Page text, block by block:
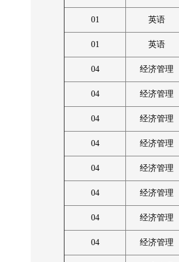
01 英语
01 英语
04 经济管理
04 经济管理
04 经济管理
04 经济管理
04 经济管理
04 经济管理
04 经济管理
04 经济管理